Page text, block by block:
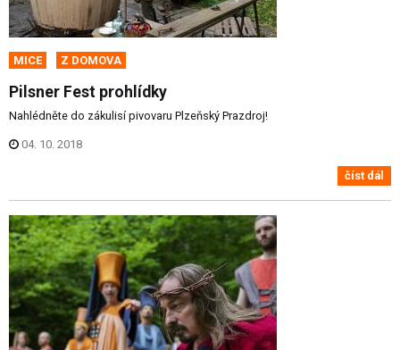
MICE Z DOMOVA
Pilsner Fest prohlídky
Nahlédněte do zákulisí pivovaru Plzeňský Prazdroj!
04. 10. 2018
číst dál